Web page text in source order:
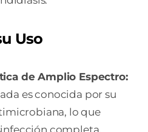
Uso
de Amplio Espectro:
es conocida por su
lo que